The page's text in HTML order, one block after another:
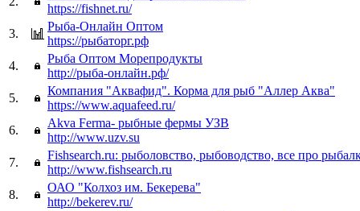
https://fishnet.ru/
3.
Рыба-Онлайн Оптом
https://рыбаторг.рф
4.
Рыба Оптом Морепродукты
http://рыба-онлайн.рф/
5.
Компания "Аквафид". Корма для рыб "Аллер Аква"
https://www.aquafeed.ru/
6.
Akva Ferma- рыбные фермы УЗВ
http://www.uzv.su
7.
Fishsearch.ru: рыболовство, рыбоводство, все про
http://www.fishsearch.ru
8.
ОАО "Колхоз им. Бекерева"
http://bekerev.ru/